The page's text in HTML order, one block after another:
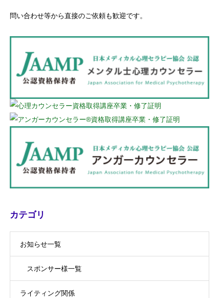
問い合わせ等から直接のご依頼も歓迎です。
カテゴリ
お知らせ一覧
スポンサー様一覧
ライティング関係